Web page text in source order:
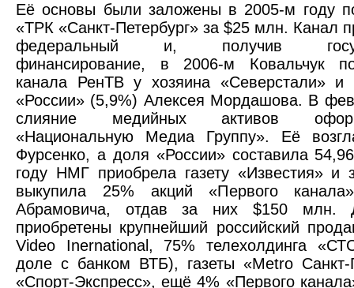
Её основы были заложены в 2005-м году
«ТРК «Санкт-Петербург» за $25 млн. Канал
федеральный и, получив
финансирование, в 2006-м Ковальчук
канала РенТВ у хозяина «Северстали» и
«России» (5,9%) Алексея Мордашова. В
слияние медийных активов
«Национальную Медиа Группу». Её
Фурсенко, а доля «России» составила
году НМГ приобрела газету «Известия» и
выкупила 25% акций «Первого
Абрамовича, отдав за них $150 млн.
приобретены крупнейший российский
Video Inernational, 75% телехолдинга
доле с банком ВТБ), газеты «Metro Санкт-
«Спорт-Экспресс», ещё 4% «Первого